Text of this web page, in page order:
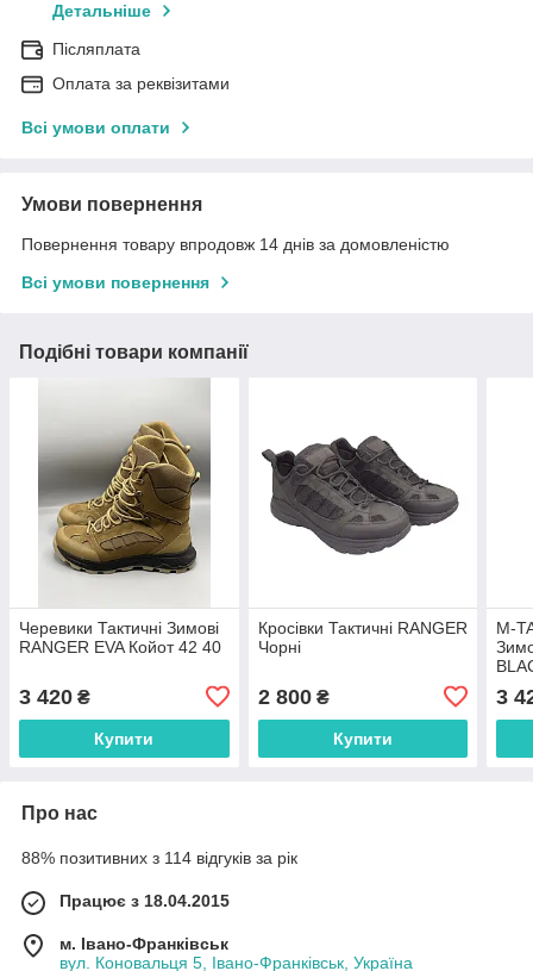
Детальніше
Післяплата
Оплата за реквізитами
Всі умови оплати
Умови повернення
Повернення товару впродовж 14 днів за домовленістю
Всі умови повернення
Подібні товари компанії
Черевики Тактичні Зимові
RANGER EVA Койот 42 40
3 420 ₴
Купити
Кросівки Тактичні RANGER
Чорні
2 800₴
Купити
M-
3
Про нас
88% позитивних з 114 відгуків за рік
Працює з 18.04.2015
м. Івано-Франківськ
вул. Коновальця 5, Івано-Франківськ, Україна